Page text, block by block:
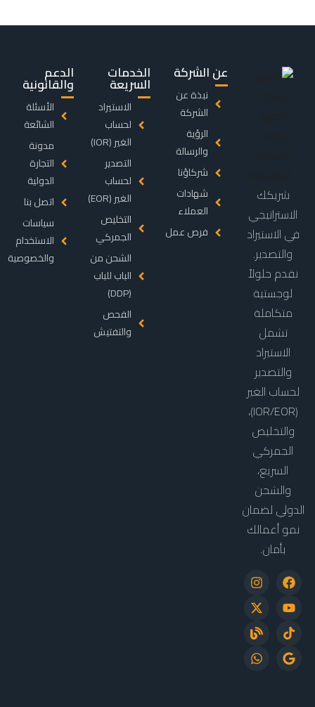
شريكك
الاستراتيجي
في الاستيراد
والتصدير.
نقدم حلولاً
لوجستية
متكاملة
تشمل
الاستيراد
والتصدير
لحساب الغير
(IOR/EOR)،
والتخليص
الجمركي
السريع،
والشحن
الدولي لضمان
نمو أعمالك
بأمان.
عن الشركة
نبذة عن
الشركة
الرؤية
والرسالة
شركاؤنا
شهادات
العملاء
فرص عمل
الخدمات
السريعة
الاستيراد
لحساب
الغير (IOR)
التصدير
لحساب
الغير (EOR)
التخليص
الجمركي
الشحن من
الباب للباب
(DDP)
الفحص
والتفتيش
الدعم
والقانونية
الأسئلة
الشائعة
مدونة
التجارة
الدولية
اتصل بنا
سياسات
الاستخدام
والخصوصية